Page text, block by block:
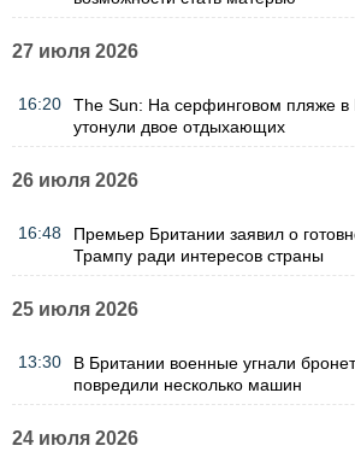
27 июля 2026
16:20
The Sun: На серфинговом пляже в
утонули двое отдыхающих
26 июля 2026
16:48
Премьер Британии заявил о
Трампу ради интересов страны
25 июля 2026
13:30
В Британии военные угнали
повредили несколько машин
24 июля 2026